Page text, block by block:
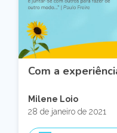
Com a
Milene Loio
28 de janeiro de 2021